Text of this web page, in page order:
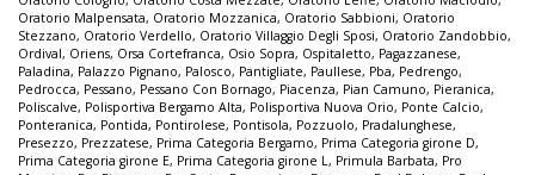
Oratorio Malpensata, Oratorio Mozzanica, Oratorio Sabbioni, Oratorio
Stezzano, Oratorio Verdello, Oratorio Villaggio Degli Sposi, Oratorio Zandobbio,
Ordival, Oriens, Orsa Cortefranca, Osio Sopra, Ospitaletto, Pagazzanese,
Paladina, Palazzo Pignano, Palosco, Pantigliate, Paullese, Pba, Pedrengo,
Pedrocca, Pessano, Pessano Con Bornago, Piacenza, Pian Camuno, Pieranica,
Poliscalve, Polisportiva Bergamo Alta, Polisportiva Nuova Orio, Ponte Calcio,
Ponteranica, Pontida, Pontirolese, Pontisola, Pozzuolo, Pradalunghese,
Presezzo, Prezzatese, Prima Categoria Bergamo, Prima Categoria girone D,
Prima Categoria girone E, Prima Categoria girone L, Primula Barbata, Pro